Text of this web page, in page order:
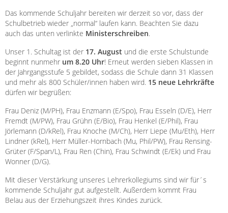
Das kommende Schuljahr bereiten wir derzeit so vor, dass der
Schulbetrieb wieder „normal“ laufen kann. Beachten Sie dazu
auch das unten verlinkte Ministerschreiben.
Unser 1. Schultag ist der 17. August und die erste Schulstunde
beginnt nunmehr um 8.20 Uhr! Erneut werden sieben Klassen in
der Jahrgangsstufe 5 gebildet, sodass die Schule dann 31 Klassen
und mehr als 800 Schüler/innen haben wird. 15 neue Lehrkräfte
dürfen wir begrüßen:
Frau Deniz (M/PH), Frau Enzmann (E/Spo), Frau Esseln (D/E), Herr
Fremdt (M/PW), Frau Grühn (E/Bio), Frau Henkel (E/Phil), Frau
Jörlemann (D/kRel), Frau Knoche (M/Ch), Herr Liepe (Mu/Eth), Herr
Lindner (kRel), Herr Müller-Hornbach (Mu, Phil/PW), Frau Rensing-
Grüter (F/Span/L), Frau Ren (Chin), Frau Schwindt (E/Ek) und Frau
Wonner (D/G).
Mit dieser Verstärkung unseres Lehrerkollegiums sind wir für´s
kommende Schuljahr gut aufgestellt. Außerdem kommt Frau
Belau aus der Erziehungszeit ihres Kindes zurück.